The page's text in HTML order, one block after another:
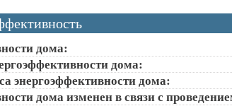
дома:
дома:
энергоэффективности дома:
дома изменен в связи с